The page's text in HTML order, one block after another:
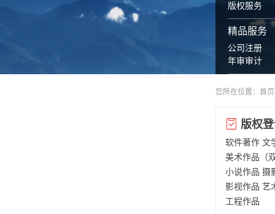
版权服务
精品服务
公司注册
年审审计
您所在位置： 首页
版权
软件著作 文
美术作品（
小说作品 摄
影视作品 艺
工程作品